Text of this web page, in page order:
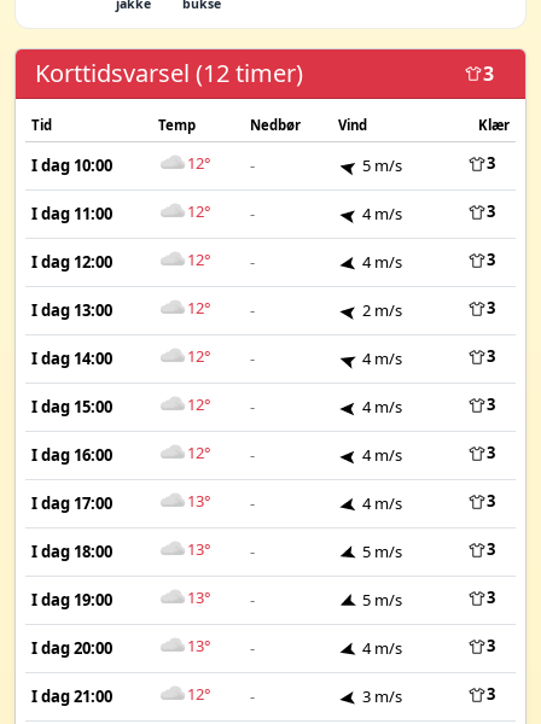
Korttidsvarsel (12 timer) 3
Tid Temp Nedbør Vind Klær
I dag 10:00 12° - 5 m/s 3
I dag 11:00 12° - 4 m/s 3
I dag 12:00 12° - 4 m/s 3
I dag 13:00 12° - 2 m/s 3
I dag 14:00 12° - 4 m/s 3
I dag 15:00 12° - 4 m/s 3
I dag 16:00 12° - 4 m/s 3
I dag 17:00 13° - 4 m/s 3
I dag 18:00 13° - 5 m/s 3
I dag 19:00 13° - 5 m/s 3
I dag 20:00 13° - 4 m/s 3
I dag 21:00 12° - 3 m/s 3